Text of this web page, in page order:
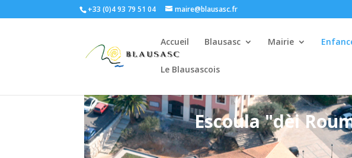
+33 (0)4 93 79 51 04 maire@blausasc.fr
Accueil Blausasc Mairie
Le Blausascois
Escoula "dèi